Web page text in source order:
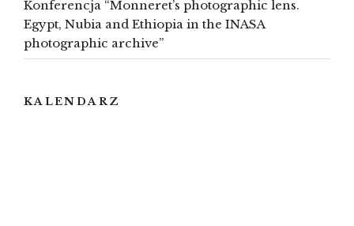
Konferencja “Monneret’s photographic lens.
Egypt, Nubia and Ethiopia in the INASA
photographic archive”
KALENDARZ